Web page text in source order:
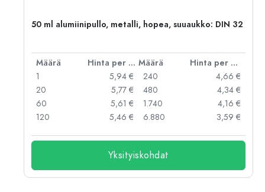
50 ml alumiinipullo, metalli, hopea, suuaukko: DIN 32
Määrä Hinta per kpl Määrä
Hinta per kpl
1
5,94 €
20
5,77 €
60
5,61 €
120
5,46 €
240
4,66 €
480
4,34 €
1.740
4,16 €
6.880
3,59 €
Yksityiskohdat